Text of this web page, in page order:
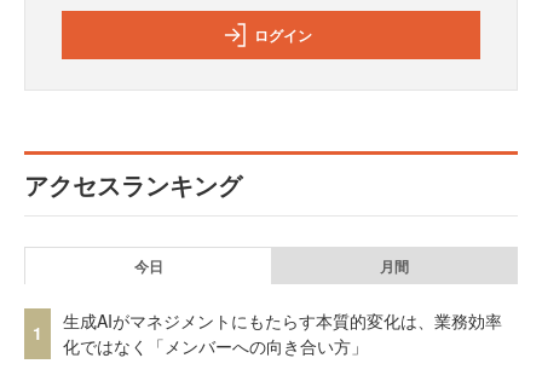
ログイン
アクセスランキング
今日 月間
1
生成AIがマネジメントにもたらす本質的変化は、業務効率
化ではなく「メンバーへの向き合い方」